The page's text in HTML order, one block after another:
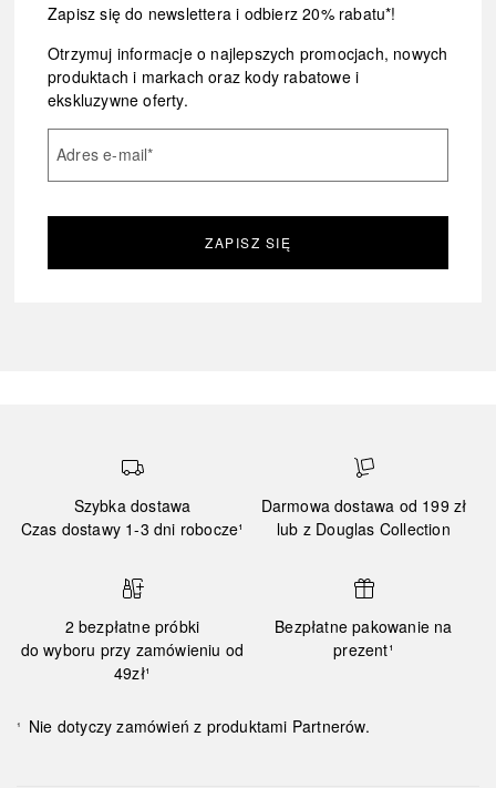
Zapisz się do newslettera i odbierz 20% rabatu*!
Otrzymuj informacje o najlepszych promocjach, nowych
produktach i markach oraz kody rabatowe i
ekskluzywne oferty.
Adres e-mail*
ZAPISZ SIĘ
Szybka dostawa
Czas dostawy 1-3 dni robocze¹
Darmowa dostawa od 199 zł
lub z Douglas Collection
2 bezpłatne próbki
do wyboru przy zamówieniu od
49zł¹
Bezpłatne pakowanie na
prezent¹
¹ Nie dotyczy zamówień z produktami Partnerów.